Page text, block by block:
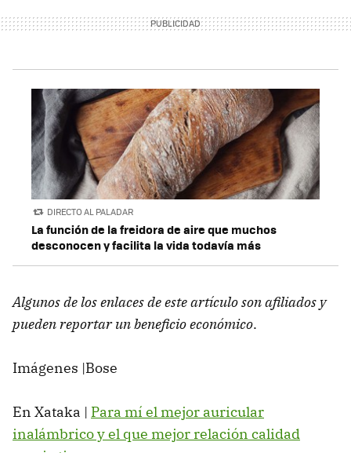
DIRECTO AL PALADAR
La función de la freidora de aire que muchos
desconocen y facilita la vida todavía más
Algunos de los enlaces de este artículo son afiliados y
pueden reportar un beneficio económico.
Imágenes |Bose
En Xataka | Para mí el mejor auricular
inalámbrico y el que mejor relación calidad